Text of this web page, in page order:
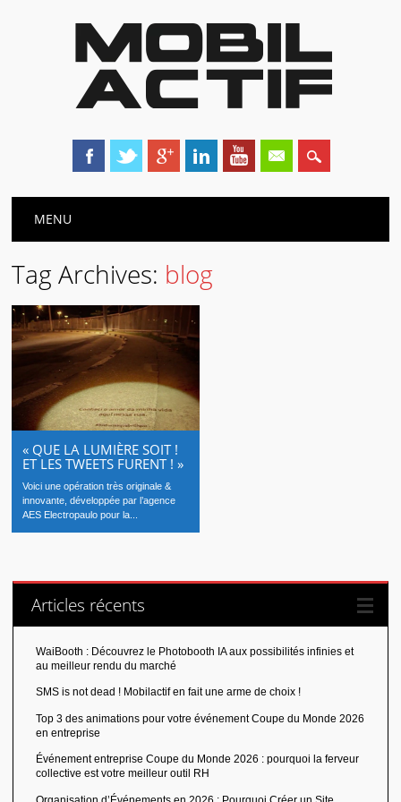
Main menu
MENU
Tag Archives: blog
« QUE LA LUMIÈRE SOIT !
ET LES TWEETS FURENT ! »
Voici une opération très originale &
innovante, développée par l’agence
AES Electropaulo pour la...
Articles récents
WaiBooth : Découvrez le Photobooth IA aux possibilités infinies et
au meilleur rendu du marché
SMS is not dead ! Mobilactif en fait une arme de choix !
Top 3 des animations pour votre événement Coupe du Monde 2026
en entreprise
Événement entreprise Coupe du Monde 2026 : pourquoi la ferveur
collective est votre meilleur outil RH